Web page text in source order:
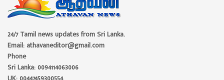
24/7 Tamil news updates from Sri Lanka.
Email: athavaneditor@gmail.com
Phone
Sri Lanka: 0094114063006